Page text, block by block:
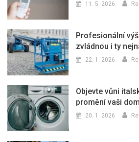
11. 5. 2026
Profesionální
zvládnou i ty
22. 1. 2026
Objevte vůni
promění vaši
20. 1. 2026